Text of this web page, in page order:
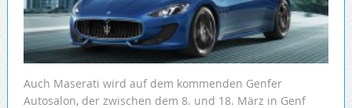
Auch Maserati wird auf dem kommenden Genfer
Autosalon, der zwischen dem 8. und 18. März in Genf